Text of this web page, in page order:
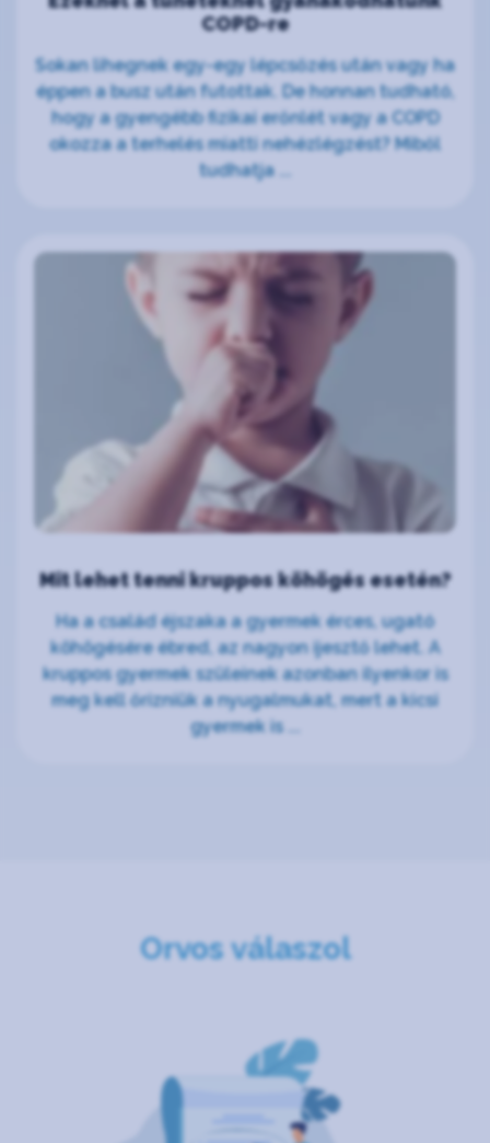
COPD-re
Sokan lihegnek egy-egy lépcsőzés után vagy ha
éppen a busz után futottak. De honnan tudható,
hogy a gyengébb fizikai erőnlét vagy a COPD
okozza a terhelés miatti nehézlégzést? Miből
tudhatja ...
Mit lehet tenni kruppos köhögés esetén?
Ha a család éjszaka a gyermek érces, ugató
köhögésére ébred, az nagyon ijesztő lehet. A
kruppos gyermek szüleinek azonban ilyenkor is
meg kell őrizniük a nyugalmukat, mert a kicsi
gyermek is ...
Orvos válaszol